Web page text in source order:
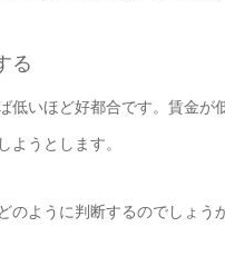
る
いほど好都合です。賃金が
ようとします。
ように判断するのでしょうか